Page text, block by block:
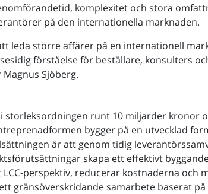
komplexitet och stora
på den internationella marknaden.
leda större affärer på en internationell
förståelse för beställare, konsulters
Sjöberg.
storleksordningen runt 10 miljarder kronor
bygger på en utvecklad
är att genom tidig
skapa ett effektivt
perspektiv, reducerar kostnaderna och
gränsöverskridande samarbete baserat